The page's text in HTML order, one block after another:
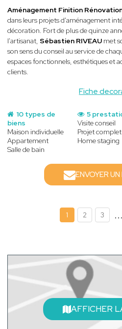
Fiche
Aménagement Finition
dans leurs projets d'aménagement
décoration. Fort de plus de quinze
l'artisanat, Sébastien RIVEAU met
son sens du conseil au service de
espaces fonctionnels, esthétiques et
clients.
10 types de
biens
Maison individuelle
Appartement
Salle de bain
5
Visite conseil
Projet complet
Home staging
ENVOYER
1 2 3 ...
AFFICHER